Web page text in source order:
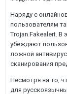
Наряду с
пользователям
Trojan.Fakealert. В
убеждают
ложной
сканирования
Несмотря на то,
для